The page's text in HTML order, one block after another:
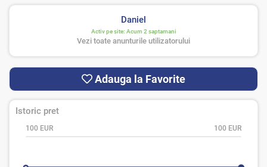
Daniel
Activ pe site: Acum 2 saptamani
Vezi toate anunturile utilizatorului
Adauga la Favorite
Istoric pret
100 EUR 100 EUR